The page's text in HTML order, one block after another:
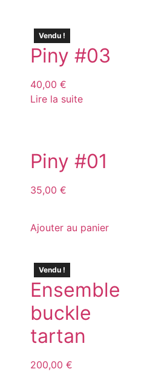
Vendu !
Piny #03
40,00 €
Lire la suite
Piny #01
35,00 €
Ajouter au panier
Vendu !
Ensemble
buckle
tartan
200,00 €